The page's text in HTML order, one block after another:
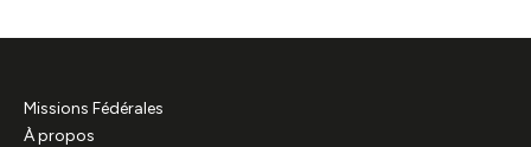
Missions Fédérales
À propos